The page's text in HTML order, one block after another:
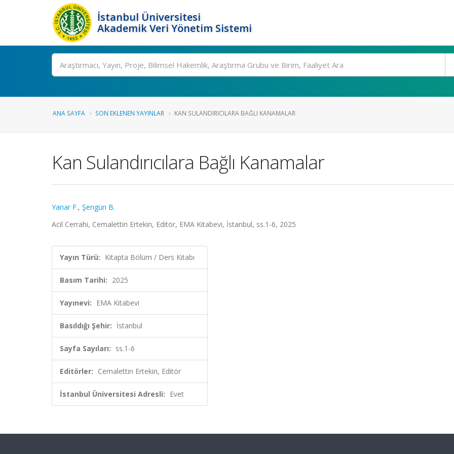
İstanbul Üniversitesi
Akademik Veri Yönetim Sistemi
Ara
ANA SAYFA SON EKLENEN YAYINLAR KAN SULANDIRICILARA BAĞLI KANAMALAR
Kan Sulandırıcılara Bağlı Kanamalar
Yanar F., Şengün B.
Acil Cerrahi, Cemalettin Ertekin, Editör, EMA Kitabevi, İstanbul, ss.1-6, 2025
Yayın Türü: Kitapta Bölüm / Ders Kitabı
Basım Tarihi: 2025
Yayınevi: EMA Kitabevi
Basıldığı Şehir: İstanbul
Sayfa Sayıları: ss.1-6
Editörler: Cemalettin Ertekin, Editör
İstanbul Üniversitesi Adresli: Evet